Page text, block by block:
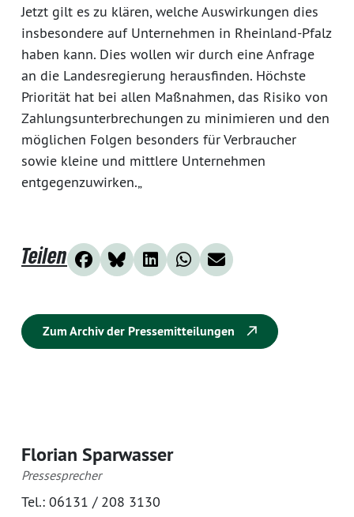
Jetzt gilt es zu klären, welche Auswirkungen dies
insbesondere auf Unternehmen in Rheinland-Pfalz
haben kann. Dies wollen wir durch eine Anfrage
an die Landesregierung herausfinden. Höchste
Priorität hat bei allen Maßnahmen, das Risiko von
Zahlungsunterbrechungen zu minimieren und den
möglichen Folgen besonders für Verbraucher
sowie kleine und mittlere Unternehmen
entgegenzuwirken.„
Teilen
Zum Archiv der Pressemitteilungen
Florian Sparwasser
Pressesprecher
Tel.: 06131 / 208 3130